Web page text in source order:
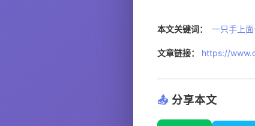
本文关键词： 一只手上
文章链接： https://
📤 分享本文